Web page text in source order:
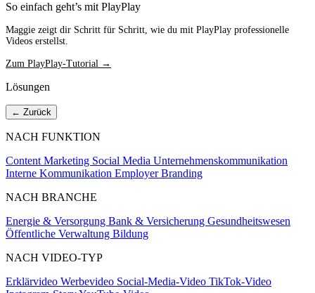
So einfach geht’s mit PlayPlay
Maggie zeigt dir Schritt für Schritt, wie du mit PlayPlay professionelle
Videos erstellst.
Zum PlayPlay-Tutorial →
Lösungen
← Zurück
NACH FUNKTION
Content Marketing Social Media Unternehmenskommunikation
Interne Kommunikation Employer Branding
NACH BRANCHE
Energie & Versorgung Bank & Versicherung Gesundheitswesen
Öffentliche Verwaltung Bildung
NACH VIDEO-TYP
Erklärvideo Werbevideo Social-Media-Video TikTok-Video